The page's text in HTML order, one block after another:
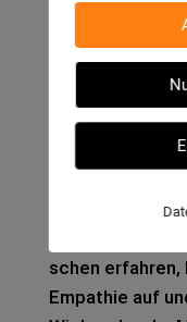
keit eines
schied für den
logisch:
Ein­zi­ge, was
gleich­bar ist.
heit, dass
schen erfah­ren,
Empa­thie auf